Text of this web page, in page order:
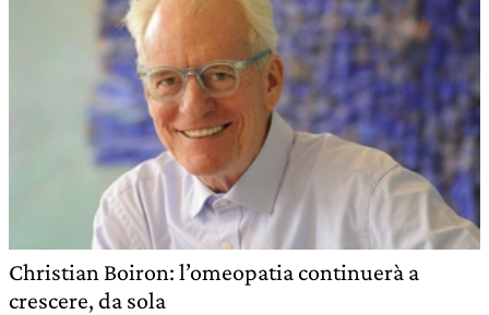
Christian Boiron: l’omeopatia continuerà a
crescere, da sola